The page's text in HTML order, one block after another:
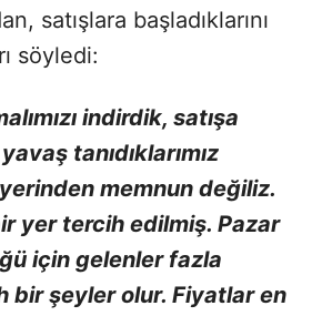
satışlara başladıklarını
söyledi:
indirdik, satışa
tanıdıklarımız
memnun değiliz.
yer tercih edilmiş. Pazar
için gelenler fazla
bir şeyler olur. Fiyatlar en